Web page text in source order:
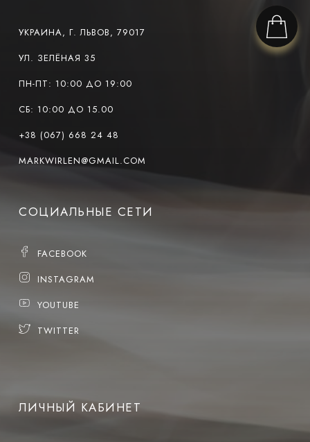
УКРАИНА, Г. ЛЬВОВ, 79017
УЛ. ЗЕЛЁНАЯ 35
ПН-ПТ: 10:00 ДО 19:00
СБ: 10:00 ДО 15.00
+38 (067) 668 24 48
MARKWIRLEN@GMAIL.COM
СОЦИАЛЬНЫЕ СЕТИ
FACEBOOK
INSTAGRAM
YOUTUBE
TWITTER
ЛИЧНЫЙ КАБИНЕТ